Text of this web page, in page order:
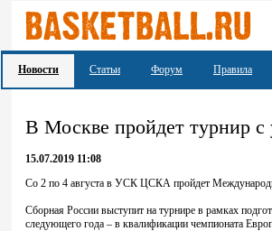
Новости Статьи Форум Правила
В Москве пройдет турнир
15.07.2019 11:08
Со 2 по 4 августа в УСК ЦСКА пройдет
Сборная России выступит на турнире в рамках
следующего года – в квалификации чемпионата